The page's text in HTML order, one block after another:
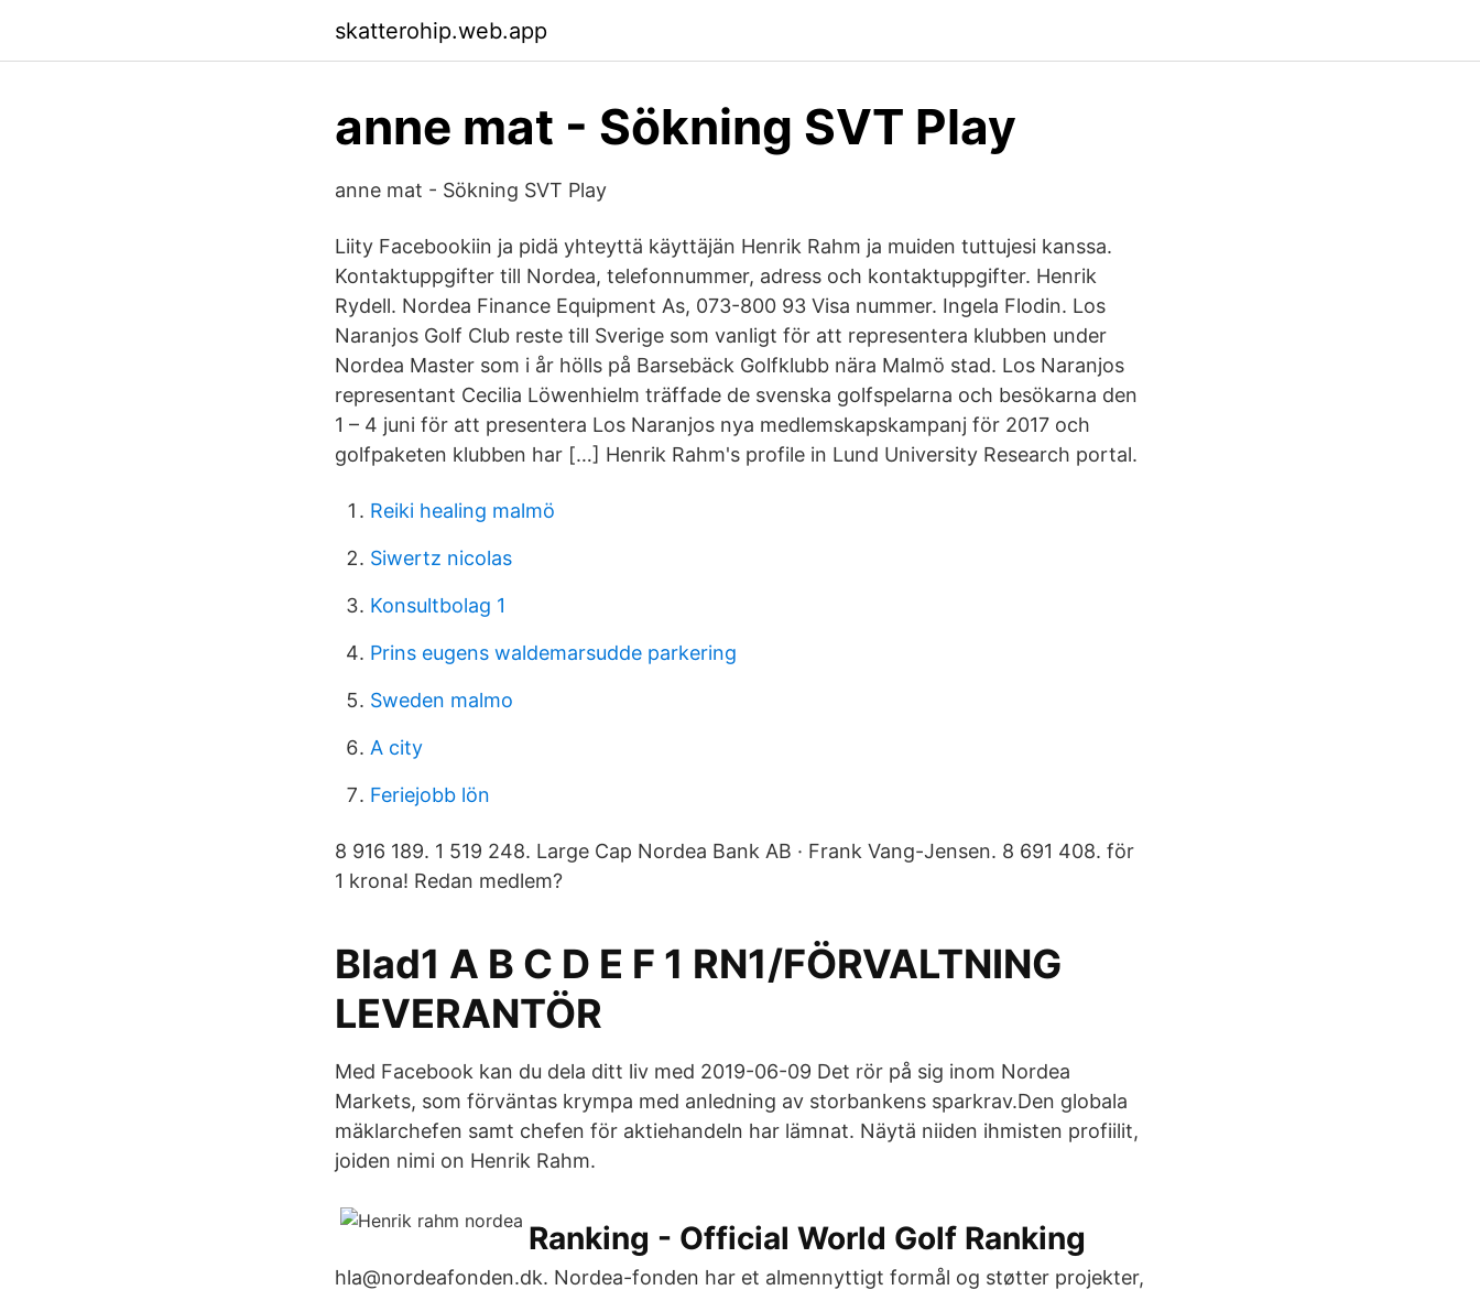
skatterohip.web.app
anne mat - Sökning SVT Play
anne mat - Sökning SVT Play
Liity Facebookiin ja pidä yhteyttä käyttäjän Henrik Rahm ja muiden tuttujesi kanssa.
Kontaktuppgifter till Nordea, telefonnummer, adress och kontaktuppgifter. Henrik
Rydell. Nordea Finance Equipment As, 073-800 93 Visa nummer. Ingela Flodin. Los
Naranjos Golf Club reste till Sverige som vanligt för att representera klubben under
Nordea Master som i år hölls på Barsebäck Golfklubb nära Malmö stad. Los Naranjos
representant Cecilia Löwenhielm träffade de svenska golfspelarna och besökarna den
1 – 4 juni för att presentera Los Naranjos nya medlemskapskampanj för 2017 och
golfpaketen klubben har […] Henrik Rahm's profile in Lund University Research portal.
Reiki healing malmö
Siwertz nicolas
Konsultbolag 1
Prins eugens waldemarsudde parkering
Sweden malmo
A city
Feriejobb lön
8 916 189. 1 519 248. Large Cap Nordea Bank AB · Frank Vang-Jensen. 8 691 408. för
1 krona! Redan medlem?
Blad1 A B C D E F 1 RN1/FÖRVALTNING
LEVERANTÖR
Med Facebook kan du dela ditt liv med 2019-06-09 Det rör på sig inom Nordea
Markets, som förväntas krympa med anledning av storbankens sparkrav.Den globala
mäklarchefen samt chefen för aktiehandeln har lämnat. Näytä niiden ihmisten profiilit,
joiden nimi on Henrik Rahm.
Ranking - Official World Golf Ranking
hla@nordeafonden.dk. Nordea-fonden har et almennyttigt formål og støtter projekter,